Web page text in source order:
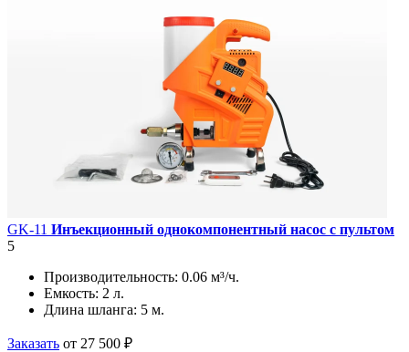
GK-11 Инъекционный однокомпонентный насос с пультом
5
Производительность: 0.06 м³/ч.
Емкость: 2 л.
Длина шланга: 5 м.
Заказать от 27 500 ₽